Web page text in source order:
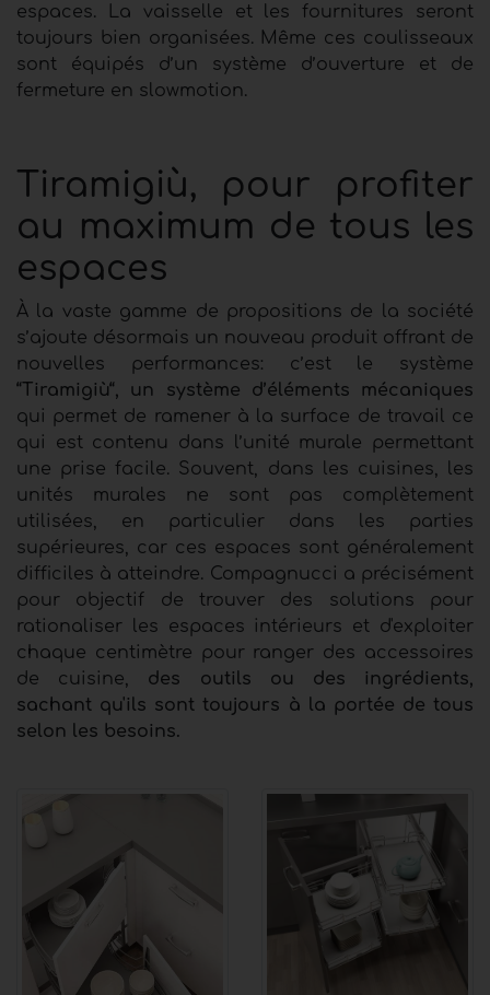
espaces. La vaisselle et les fournitures seront
toujours bien organisées. Même ces coulisseaux
sont équipés d’un système d’ouverture et de
fermeture en slowmotion.
Tiramigiù, pour profiter
au maximum de tous les
espaces
À la vaste gamme de propositions de la société
s’ajoute désormais un nouveau produit offrant de
nouvelles performances: c’est le système
“Tiramigiù“, un système d’éléments mécaniques
qui permet de ramener à la surface de travail ce
qui est contenu dans l’unité murale permettant
une prise facile. Souvent, dans les cuisines, les
unités murales ne sont pas complètement
utilisées, en particulier dans les parties
supérieures, car ces espaces sont généralement
difficiles à atteindre. Compagnucci a précisément
pour objectif de trouver des solutions pour
rationaliser les espaces intérieurs et d'exploiter
chaque centimètre pour ranger des accessoires
de cuisine, des outils ou des ingrédients,
sachant qu'ils sont toujours à la portée de tous
selon les besoins.